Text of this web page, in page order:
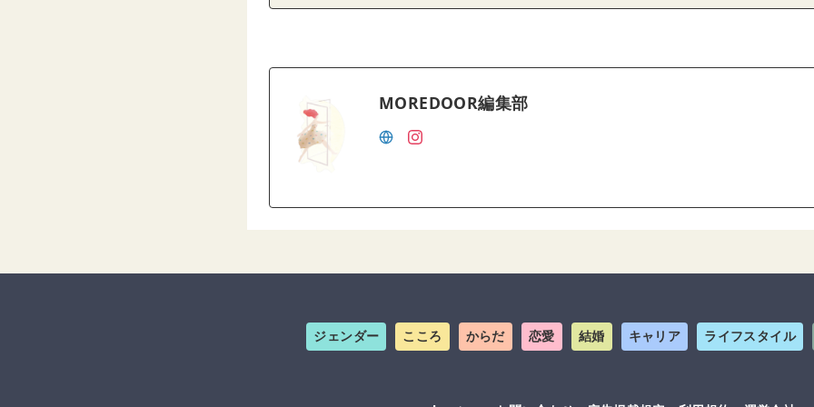
MOREDOOR編集部
ジェンダー こころ からだ 恋愛 結婚 キャリア ライフスタイル